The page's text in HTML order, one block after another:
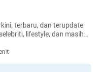
terbaru, dan terupdate
lifestyle, dan masih